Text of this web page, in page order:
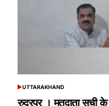
POSTED
UTTARAKHAND
रुद्रपुर । मतदाता सूची के